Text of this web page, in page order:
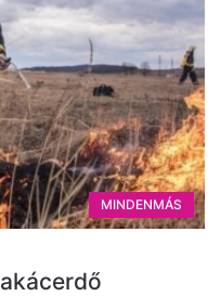
MINDENMÁS